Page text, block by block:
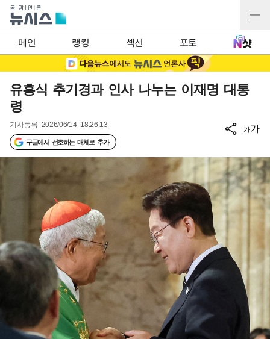
메인 랭킹 섹션 포토
유흥식 추기경과 인사 나누는 이재명 대통
령
기사등록 2026/06/14 18:26:13
구글에서 선호하는 매체로 추가
가가